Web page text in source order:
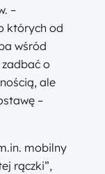
–
których od
wśród
o
ale
–
mobilny
rączki”,